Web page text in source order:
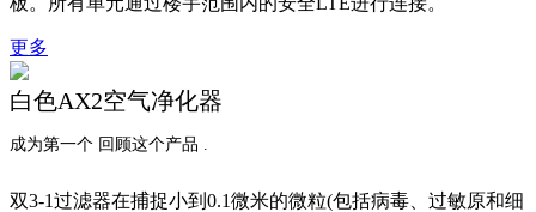
更多
白色AX2空气净化器
成为第一个 回顾这个产品 .
双3-1过滤器在捕捉小到0.1微米的微粒(包括病毒、过敏原和细